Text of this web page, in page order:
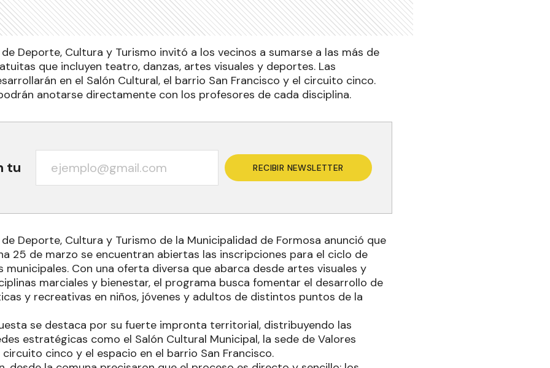
Deporte, Cultura y Turismo invitó a los vecinos a sumarse a las más de
que incluyen teatro, danzas, artes visuales y deportes. Las
en el Salón Cultural, el barrio San Francisco y el circuito cinco.
anotarse directamente con los profesores de cada disciplina.
tu RECIBIR NEWSLETTER
Deporte, Cultura y Turismo de la Municipalidad de Formosa anunció que
25 de marzo se encuentran abiertas las inscripciones para el ciclo de
municipales. Con una oferta diversa que abarca desde artes visuales y
marciales y bienestar, el programa busca fomentar el desarrollo de
y recreativas en niños, jóvenes y adultos de distintos puntos de la
se destaca por su fuerte impronta territorial, distribuyendo las
estratégicas como el Salón Cultural Municipal, la sede de Valores
cinco y el espacio en el barrio San Francisco.